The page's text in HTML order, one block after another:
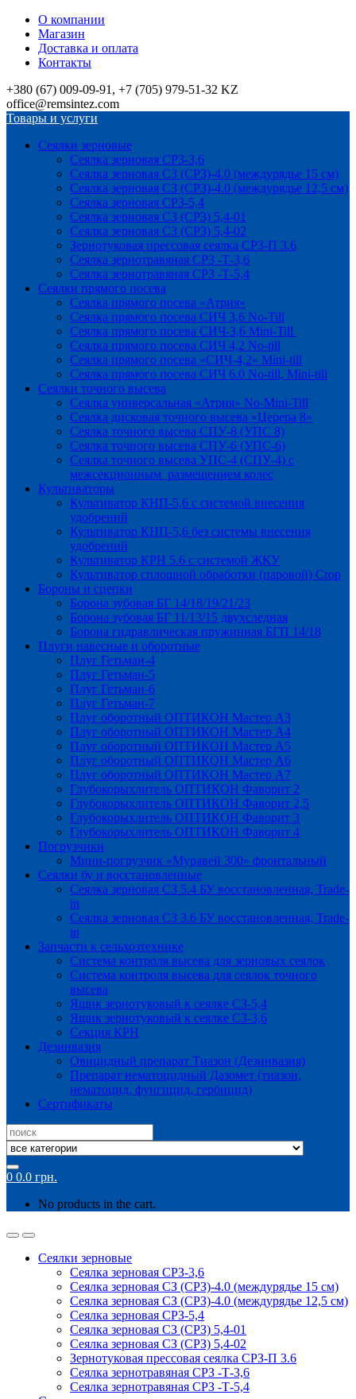
О компании
Магазин
Доставка и оплата
Контакты
+380 (67) 009-09-91, +7 (705) 979-51-32 KZ
office@remsintez.com
Товары и услуги
Сеялки зерновые
Сеялка зерновая СРЗ-3,6
Сеялка зерновая СЗ (СРЗ)-4.0 (междурядье 15 см)
Сеялка зерновая СЗ (СРЗ)-4.0 (междурядье 12,5 см)
Сеялка зерновая СРЗ-5,4
Сеялка зерновая СЗ (СРЗ) 5,4-01
Сеялка зерновая СЗ (СРЗ) 5,4-02
Зернотуковая прессовая сеялка СРЗ-П 3.6
Сеялка зернотравяная СРЗ -Т-3,6
Сеялка зернотравяная СРЗ -Т-5,4
Сеялки прямого посева
Сеялка прямого посева «Атрия»
Сеялка прямого посева СИЧ 3,6 No-Till
Сеялка прямого посева СИЧ-3,6 Mini-Till
Сеялка прямого посева СИЧ 4,2 No-till
Сеялка прямого посева «СИЧ-4,2» Mini-till
Сеялка прямого посева СИЧ 6.0 No-till, Mini-till
Сеялки точного высева
Сеялка универсальная «Атрия» No-Mini-Till
Сеялка дисковая точного высева «Церера 8»
Сеялка точного высева СПУ-8 (УПС 8)
Сеялка точного высева СПУ-6 (УПС-6)
Сеялка точного высева УПС-4 (СПУ-4) с
межсекционным размещением колес
Культиваторы
Культиватор КНП-5,6 с системой внесения
удобрений
Культиватор КНП-5,6 без системы внесения
удобрений
Культиватор КРН 5.6 с системой ЖКУ
Культиватор сплошной обработки (паровой) Crop
Бороны и сцепки
Борона зубовая БГ 14/18/19/21/23
Борона зубовая БГ 11/13/15 двухследная
Борона гидравлическая пружинная БГП 14/18
Плуги навесные и оборотные
Плуг Гетьман-4
Плуг Гетьман-5
Плуг Гетьман-6
Плуг Гетьман-7
Плуг оборотный ОПТИКОН Мастер А3
Плуг оборотный ОПТИКОН Мастер А4
Плуг оборотный ОПТИКОН Мастер А5
Плуг оборотный ОПТИКОН Мастер А6
Плуг оборотный ОПТИКОН Мастер А7
Глубокорыхлитель ОПТИКОН Фаворит 2
Глубокорыхлитель ОПТИКОН Фаворит 2,5
Глубокорыхлитель ОПТИКОН Фаворит 3
Глубокорыхлитель ОПТИКОН Фаворит 4
Погрузчики
Мини-погрузчик «Муравей 300» фронтальный
Сеялки бу и восстановленные
Сеялка зерновая СЗ 5.4 БУ восстановленная, Trade-
in
Сеялка зерновая СЗ 3.6 БУ восстановленная, Trade-
in
Запчасти к сельхозтехнике
Система контроля высева для зерновых сеялок
Система контроля высева для сеялок точного
высева
Ящик зернотуковый к сеялке СЗ-5,4
Ящик зернотуковый к сеялке СЗ-3,6
Секция КРН
Дезинвазия
Овицидный препарат Тиазон (Дезинвазия)
Препарат нематоцидный Дазомет (тиазон,
нематоцид, фунгицид, гербицид)
Сертификаты
Search
for:
0 0.0 грн.
No products in the cart.
Сеялки зерновые
Сеялка зерновая СРЗ-3,6
Сеялка зерновая СЗ (СРЗ)-4.0 (междурядье 15 см)
Сеялка зерновая СЗ (СРЗ)-4.0 (междурядье 12,5 см)
Сеялка зерновая СРЗ-5,4
Сеялка зерновая СЗ (СРЗ) 5,4-01
Сеялка зерновая СЗ (СРЗ) 5,4-02
Зернотуковая прессовая сеялка СРЗ-П 3.6
Сеялка зернотравяная СРЗ -Т-3,6
Сеялка зернотравяная СРЗ -Т-5,4